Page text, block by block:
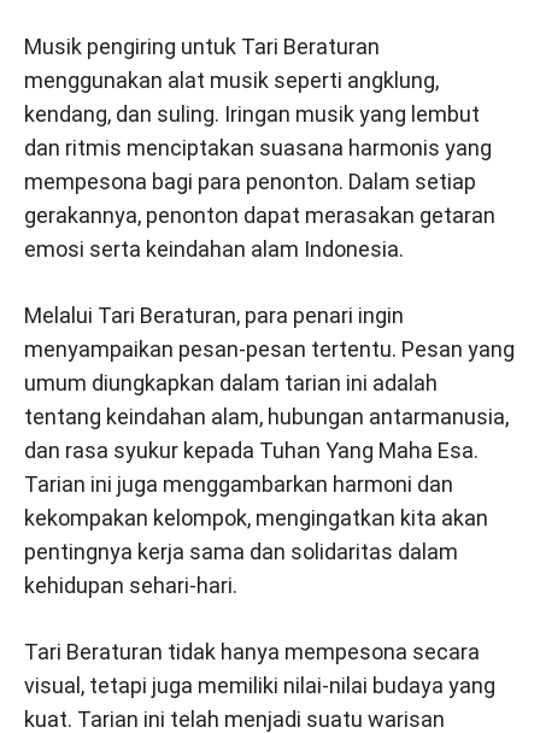
Musik pengiring untuk Tari Beraturan
menggunakan alat musik seperti angklung,
kendang, dan suling. Iringan musik yang lembut
dan ritmis menciptakan suasana harmonis yang
mempesona bagi para penonton. Dalam setiap
gerakannya, penonton dapat merasakan getaran
emosi serta keindahan alam Indonesia.
Melalui Tari Beraturan, para penari ingin
menyampaikan pesan-pesan tertentu. Pesan yang
umum diungkapkan dalam tarian ini adalah
tentang keindahan alam, hubungan antarmanusia,
dan rasa syukur kepada Tuhan Yang Maha Esa.
Tarian ini juga menggambarkan harmoni dan
kekompakan kelompok, mengingatkan kita akan
pentingnya kerja sama dan solidaritas dalam
kehidupan sehari-hari.
Tari Beraturan tidak hanya mempesona secara
visual, tetapi juga memiliki nilai-nilai budaya yang
kuat. Tarian ini telah menjadi suatu warisan